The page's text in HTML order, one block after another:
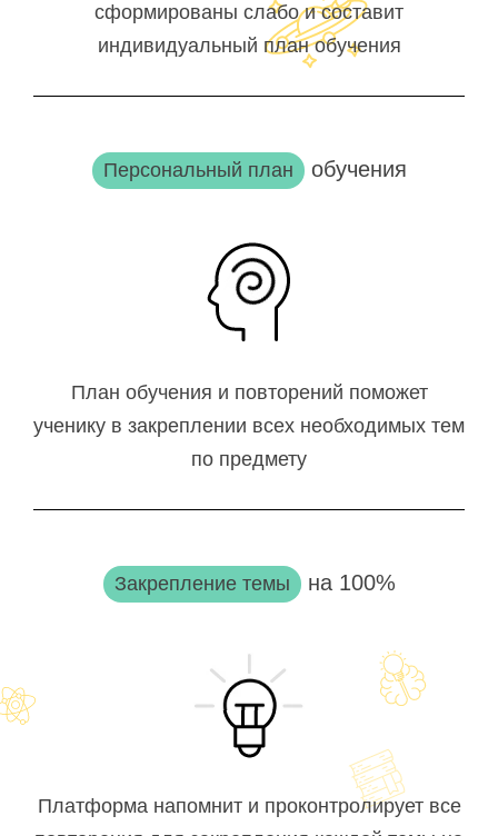
сформированы слабо и составит
индивидуальный план обучения
Персональный план обучения
План обучения и повторений поможет
ученику в закреплении всех необходимых тем
по предмету
Закрепление темы на 100%
Платформа напомнит и проконтролирует все